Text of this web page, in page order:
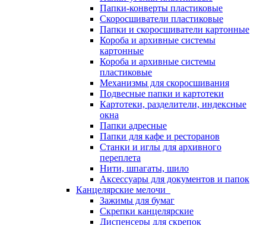
Папки-конверты пластиковые
Скоросшиватели пластиковые
Папки и скоросшиватели картонные
Короба и архивные системы
картонные
Короба и архивные системы
пластиковые
Механизмы для скоросшивания
Подвесные папки и картотеки
Картотеки, разделители, индексные
окна
Папки адресные
Папки для кафе и ресторанов
Станки и иглы для архивного
переплета
Нити, шпагаты, шило
Аксессуары для документов и папок
Канцелярские мелочи
Зажимы для бумаг
Скрепки канцелярские
Диспенсеры для скрепок